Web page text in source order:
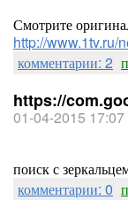
Смотрите
http://www.1tv.ru/
комментарии: 2
https://
01-04-2015 17:07
поиск с
комментарии: 0